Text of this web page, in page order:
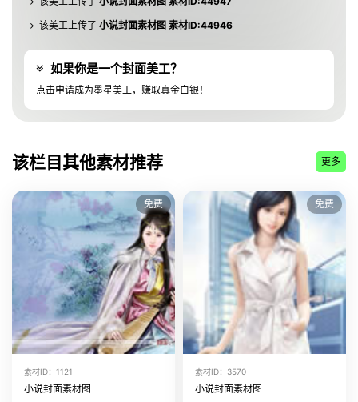
该美工上传了 小说封面素材图 素材ID:44946
该美工上传了小说封面素材图 素材ID:44945
该美工上传了小说封面素材图 素材ID:44944
该美工上传了小说封面素材图 素材ID:44943
该美工上传了小说封面素材图 素材ID:44942
该美工上传了小说封面素材图 素材ID:44940
该美工上传了小说封面素材图 素材ID:10813
该美工上传了小说封面素材图 素材ID:10812
该美工上传了
小说封面素材图 素材ID:10810
该美工上传了小说封面素材图 素材ID:10808
该美工上传了小说封面素材图 素材ID:10806
该美工上传了小说封面素材图 素材ID:10803
该美工上传了小说封面素材图 素材ID:10802
该美工上传了
小说封面素材图 素材ID:10795
如果你是一个封面美工？
点击申请成为墨星美工，赚取真金白银！
该栏目其他素材推荐 更多
免费
素材ID：1121
小说封面素材图
免费
素材ID：3570
小说封面素材图